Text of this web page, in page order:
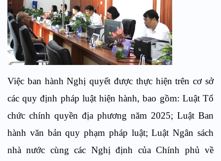
Việc ban hành Nghị quyết được thực hiện trên cơ sở
các quy định pháp luật hiện hành, bao gồm: Luật Tổ
chức chính quyền địa phương năm 2025; Luật Ban
hành văn bản quy phạm pháp luật; Luật Ngân sách
nhà nước cùng các Nghị định của Chính phủ về